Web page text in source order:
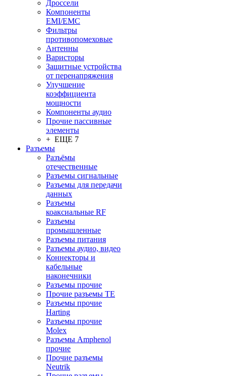
Дроссели
Компоненты
EMI/EMC
Фильтры
противопомеховые
Антенны
Варисторы
Защитные устройства
от перенапряжения
Улучшение
коэффициента
мощности
Компоненты аудио
Прочие пассивные
элементы
+ ЕЩЕ 7
Разъeмы
Разъёмы
отечественные
Разъeмы сигнальные
Разъeмы для передачи
данных
Разъeмы
коаксиальные RF
Разъeмы
промышленные
Разъeмы питания
Разъeмы аудио, видео
Коннекторы и
кабельные
наконечники
Разъeмы прочие
Прочие разъемы TE
Разъемы прочие
Harting
Разъемы прочие
Molex
Разъемы Amphenol
прочие
Прочие разъемы
Neutrik